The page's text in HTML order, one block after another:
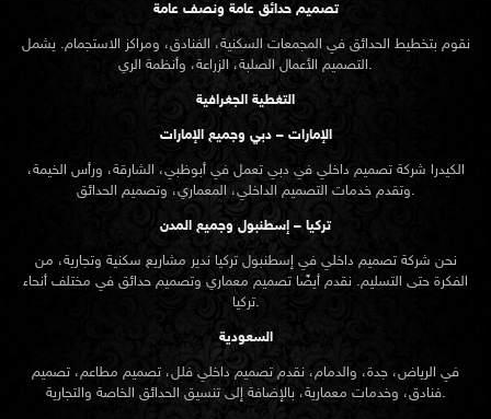
تصميم حدائق عامة ونصف عامة
نقوم بتخطيط الحدائق في المجمعات السكنية، الفنادق، ومراكز الاستجمام. يشمل
التصميم الأعمال الصلبة، الزراعة، وأنظمة الري.
التغطية الجغرافية
الإمارات – دبي وجميع الإمارات
الكيدرا شركة تصميم داخلي في دبي تعمل في أبوظبي، الشارقة، ورأس الخيمة،
وتقدم خدمات التصميم الداخلي، المعماري، وتصميم الحدائق.
تركيا – إسطنبول وجميع المدن
نحن شركة تصميم داخلي في إسطنبول تركيا ندير مشاريع سكنية وتجارية، من
الفكرة حتى التسليم. نقدم أيضًا تصميم معماري وتصميم حدائق في مختلف أنحاء
تركيا.
السعودية
في الرياض، جدة، والدمام، نقدم تصميم داخلي فلل، تصميم مطاعم، تصميم
فنادق، وخدمات معمارية، بالإضافة إلى تنسيق الحدائق الخاصة والتجارية.